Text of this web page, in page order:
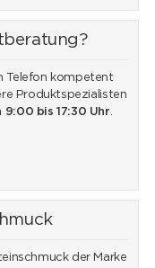
Telefon kompetent
Produktspezialisten
bis 17:30 Uhr.
der Marke